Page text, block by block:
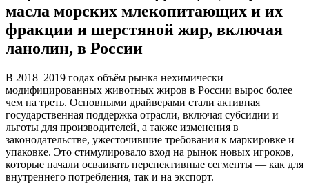
масла морских млекопитающих и их
фракции и шерстяной жир, включая
ланолин, в России
В 2018–2019 годах объём рынка нехимически
модифицированных животных жиров в России вырос более
чем на треть. Основными драйверами стали активная
государственная поддержка отрасли, включая субсидии и
льготы для производителей, а также изменения в
законодательстве, ужесточившие требования к маркировке и
упаковке. Это стимулировало вход на рынок новых игроков,
которые начали осваивать перспективные сегменты — как для
внутреннего потребления, так и на экспорт.